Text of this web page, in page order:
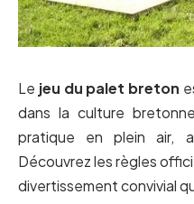
Le jeu du palet breton
dans la culture
pratique en plein air,
Découvrez les règles
divertissement convivial